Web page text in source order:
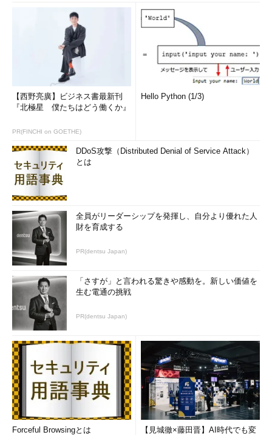
【西野亮廣】ビジネス書最新刊
『北極星 僕たちはどう働くか』
PR(FINCHI on GOETHE)
Hello Python (1/3)
DDoS攻撃（Distributed Denial of Service Attack）
とは
全員がリーダーシップを発揮し、自分より優れた人
財を育成する
PR(dentsu Japan)
「さすが」と言われる驚きや感動を。新しい価値を
生む電通の挑戦
PR(dentsu Japan)
Forceful Browsingとは
【見城徹×藤田晋】AI時代でも変